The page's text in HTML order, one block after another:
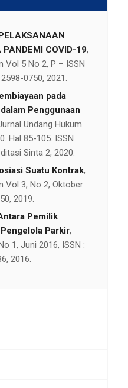
COVID-19,
Vol 5 No 2, P – ISSN
0750, 2021.
pada
Penggunaan
Undang Hukum
Hal 85-105. ISSN :
Sinta 2, 2020.
Suatu Kontrak,
Vol 3, No 2, Oktober
2019.
Pemilik
Parkir,
1, Juni 2016, ISSN :
2016.